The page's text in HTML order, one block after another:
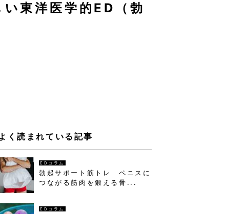
東洋医学的ED（勃
く読まれている記事
EDコラム
勃起サポート筋トレ ペニスに
つながる筋肉を鍛える骨...
EDコラム